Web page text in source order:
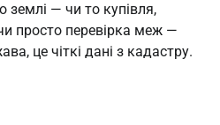
землі — чи то купівля,
просто перевірка меж —
це чіткі дані з кадастру.